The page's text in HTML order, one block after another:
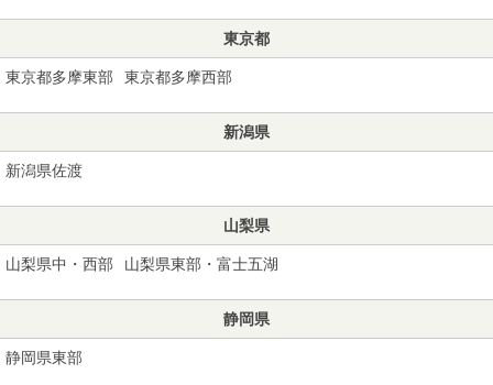
東京都
東京都多摩東部 東京都多摩西部
新潟県
新潟県佐渡
山梨県
山梨県中・西部 山梨県東部・富士五湖
静岡県
静岡県東部